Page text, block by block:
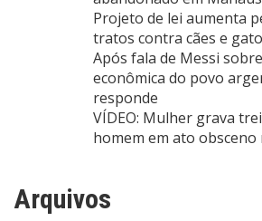
Projeto de lei aumenta
tratos contra cães e
Após fala de Messi
econômica do povo
responde
VÍDEO: Mulher grava
homem em ato obsceno
Arquivos